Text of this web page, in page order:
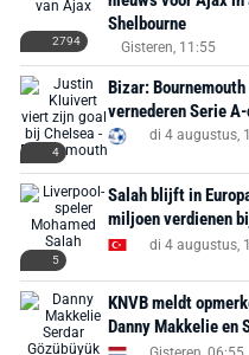
2794
Shelbourne
Gisteren, 11:55
4
Bizar:
vernederen Serie
di 4 augustus,
5
Salah blijft in
miljoen verdienen
di 4 augustus,
KNVB meldt
Danny Makkelie en